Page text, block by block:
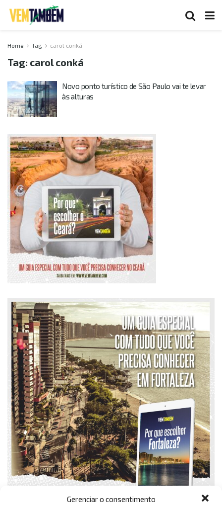
Gerenciar o consentimento
Home Tag carol conká
Tag: carol conká
Novo ponto turístico de São Paulo vai te levar
às alturas